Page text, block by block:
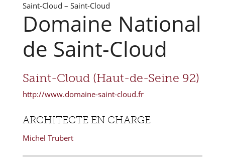
Saint-Cloud – Saint-Cloud
Domaine National
de Saint-Cloud
Saint-Cloud (Haut-de-Seine 92)
http://www.domaine-saint-cloud.fr
ARCHITECTE EN CHARGE
Michel Trubert